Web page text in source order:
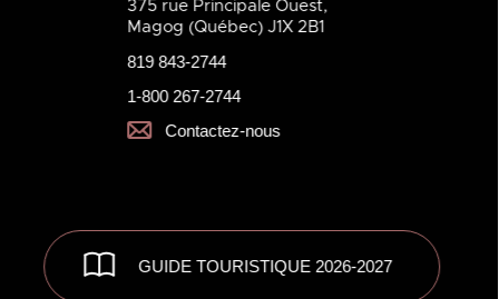
375 rue Principale Ouest,
Magog (Québec) J1X 2B1
819 843-2744
1-800 267-2744
Contactez-nous
GUIDE TOURISTIQUE 2026-2027